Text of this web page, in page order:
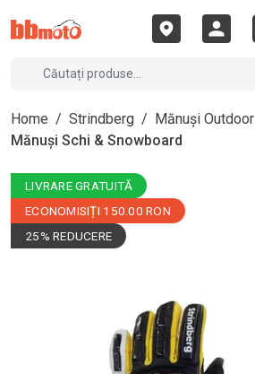
Home / Strindberg / Mănuși Outdoor
Mănuși Schi & Snowboard
LIVRARE GRATUITĂ
ECONOMISIȚI 150.00 RON
25% REDUCERE